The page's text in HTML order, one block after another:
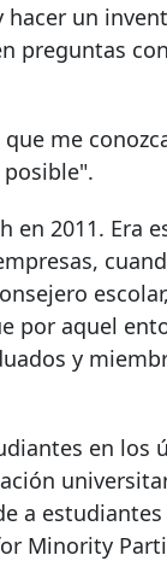
un
preguntas
me
2011. Era
por aquel
y
en
a
Minority